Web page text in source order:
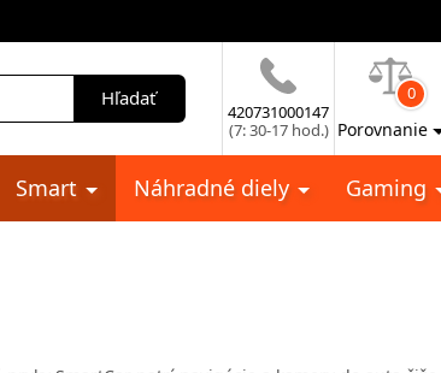
Hľadať
420731000147
(7: 30-17 hod.)
0
Porovnanie
Smart Náhradné diely Gaming